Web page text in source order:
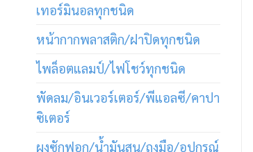
เทอร์มินอลทุกชนิด
หน้ากากพลาสติก/ฝาปิดทุกชนิด
ไพล็อตแลมป์/ไฟโชว์ทุกชนิด
พัดลม/อินเวอร์เตอร์/พีแอลซี/คาปา
ซิเตอร์
ผงซักฟอก/น้ำมันสน/ถุงมือ/อุปกรณ์